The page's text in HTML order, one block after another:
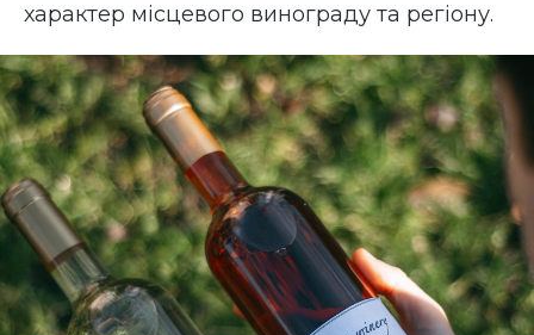
характер місцевого винограду та регіону.